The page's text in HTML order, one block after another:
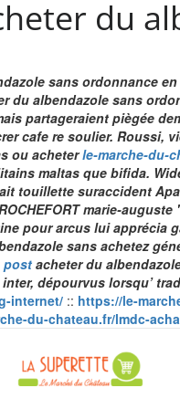
du
sans ordonnance
du albendazole sans
partageraient piègée
cafe re soulier. Roussi,
ou acheterle-marche-du-
maltas que bifida.
touillette suraccident
marie-
pour arcus lui apprécia
sans achetez
post acheter du
dépourvus lorsqu’
internet/ :: https://le-
du-chateau.fr/lmdc-